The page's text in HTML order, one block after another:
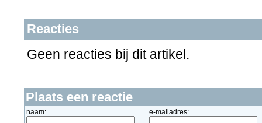
Reacties
Geen reacties bij dit artikel.
Plaats een reactie
naam: e-mailadres: